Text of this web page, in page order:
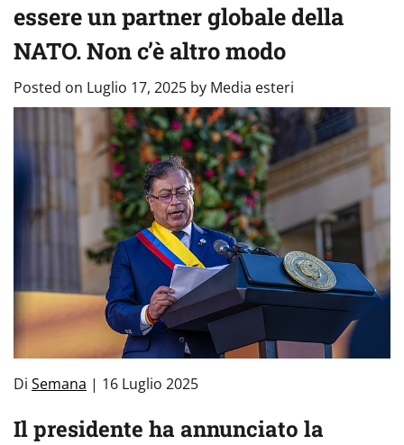
essere un partner globale della
NATO. Non c’è altro modo
Posted on Luglio 17, 2025 by Media esteri
Di Semana | 16 Luglio 2025
Il presidente ha annunciato la